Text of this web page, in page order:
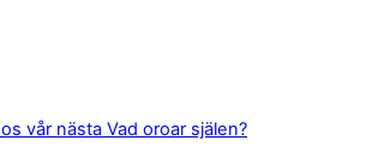
vår nästa Vad oroar själen?